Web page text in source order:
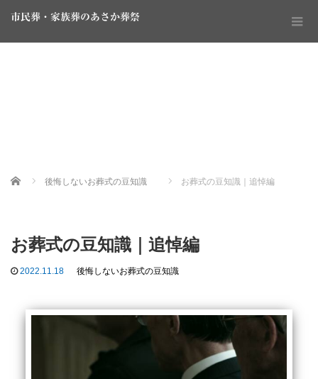
市民葬・家族葬のあさか葬祭
Home 後悔しないお葬式の豆知識 お葬式の豆知識｜追悼編
お葬式の豆知識｜追悼編
2022.11.18 後悔しないお葬式の豆知識